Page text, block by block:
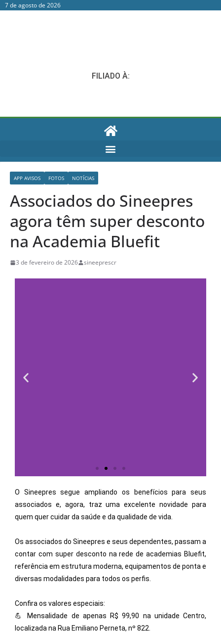
7 de agosto de 2026
FILIADO À:
APP AVISOS FOTOS NOTÍCIAS
Associados do Sineepres
agora têm super desconto
na Academia Bluefit
3 de fevereiro de 2026 sineeprescr
O Sineepres segue ampliando os benefícios para seus
associados e, agora, traz uma excelente novidade para
quem quer cuidar da saúde e da qualidade de vida.
Os associados do Sineepres e seus dependentes, passam a
contar com super desconto na rede de academias Bluefit,
referência em estrutura moderna, equipamentos de ponta e
diversas modalidades para todos os perfis.
Confira os valores especiais:
💪 Mensalidade de apenas R$ 99,90 na unidade Centro,
localizada na Rua Emiliano Perneta, nº 822.